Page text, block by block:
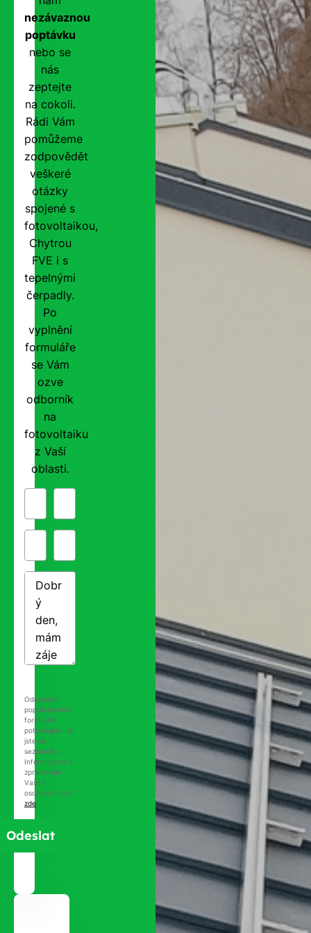
nezávaznou
poptávku
nebo se
nás
zeptejte
na cokoli.
Rádi Vám
pomůžeme
zodpovědět
veškeré
otázky
spojené s
fotovoltaikou,
Chytrou
FVE i s
tepelnými
čerpadly.
Po
vyplnění
formuláře
se Vám
ozve
odborník
na
fotovoltaiku
z Vaší
oblasti.
Odesláním
poptávkového
formuláře
potvrzujete, že
jste se
seznámili s
Informacemi o
zpracování
Vašich
osobních údajů
zde